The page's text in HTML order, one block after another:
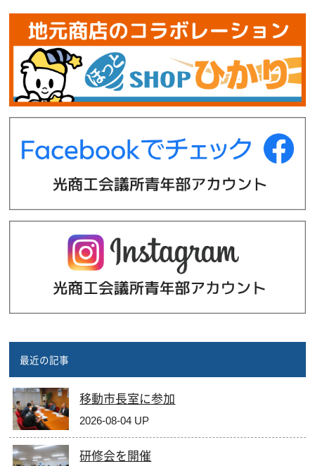
最近の記事
移動市長室に参加
2026-08-04 UP
研修会を開催